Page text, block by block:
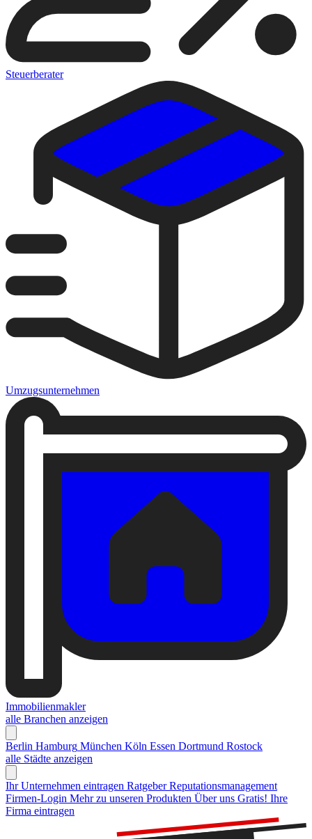
Steuerberater
Umzugsunternehmen
Immobilienmakler
alle Branchen anzeigen
Berlin Hamburg München Köln Essen Dortmund Rostock
alle Städte anzeigen
Ihr Unternehmen eintragen Ratgeber Reputationsmanagement
Firmen-Login Mehr zu unseren Produkten Über uns Gratis! Ihre
Firma eintragen